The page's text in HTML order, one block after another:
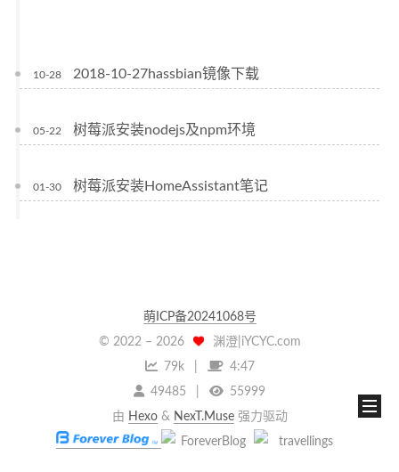
10-28 2018-10-27hassbian镜像下载
05-22 树莓派安装nodejs及npm环境
01-30 树莓派安装HomeAssistant笔记
萌ICP备20241068号
© 2022 – 2026
渊澄|iYCYC.com
79k
4:47
49485
55999
由 Hexo& NexT.Muse强力驱动